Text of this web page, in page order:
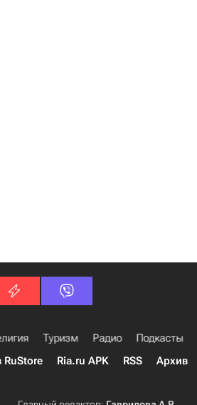
Туризм Радио Подкасты
RuStore Ria.ru APK RSS Архив